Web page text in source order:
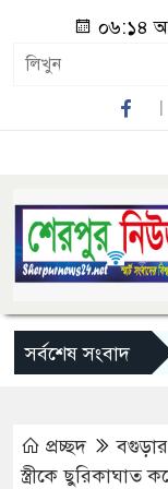
০৬:১৪
সর্বশেষ সংবাদ
তিন মন্ত্রী-
প্রচ্ছদ
স্ত্রীকে ছুরিকাঘাত